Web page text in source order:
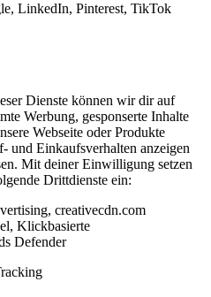
LinkedIn, Pinterest, TikTok
Dienste können wir dir auf
Werbung, gesponserte Inhalte
Webseite oder Produkte
und Einkaufsverhalten anzeigen
Mit deiner Einwilligung setzen
Drittdienste ein:
creativecdn.com
Klickbasierte
Defender